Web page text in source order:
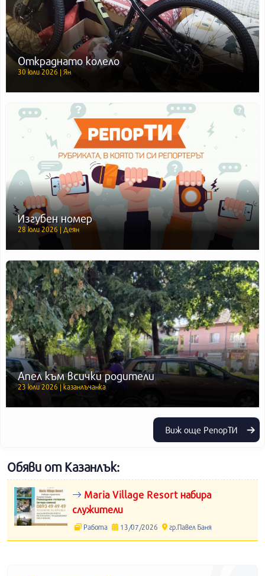
Откраднато колело
30 юли 2026 | Ян
Изгубен номер
28 юли 2026 | Деян
Апел към всички родители
23 юли 2026 | казанлъчанка
Виж още РепорТИ
Обяви от Казанлък:
Maria Village Resort набира
служители
Работа 13/07/2026 гр.Павел Баня